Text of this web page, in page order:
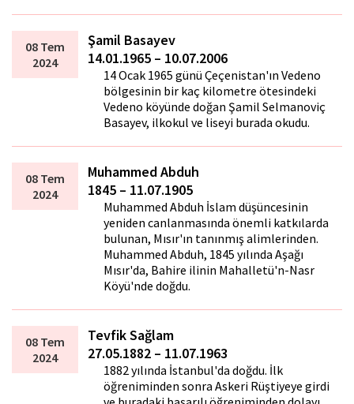
08 Tem
2024
Şamil Basayev
14.01.1965 – 10.07.2006
14 Ocak 1965 günü Çeçenistan'ın Vedeno
bölgesinin bir kaç kilometre ötesindeki
Vedeno köyünde doğan Şamil Selmanoviç
Basayev, ilkokul ve liseyi burada okudu.
08 Tem
2024
Muhammed Abduh
1845 – 11.07.1905
Muhammed Abduh İslam düşüncesinin
yeniden canlanmasında önemli katkılarda
bulunan, Mısır'ın tanınmış alimlerinden.
Muhammed Abduh, 1845 yılında Aşağı
Mısır'da, Bahire ilinin Mahalletü'n-Nasr
Köyü'nde doğdu.
08 Tem
2024
Tevfik Sağlam
27.05.1882 – 11.07.1963
1882 yılında İstanbul'da doğdu. İlk
öğreniminden sonra Askeri Rüştiyeye girdi